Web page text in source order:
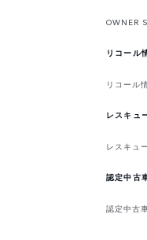
OWNER
リコール
リコール
レスキュ
レスキュ
認定中古
認定中古